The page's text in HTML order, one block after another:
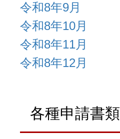
令和8年9月
令和8年10月
令和8年11月
令和8年12月
各種申請書類